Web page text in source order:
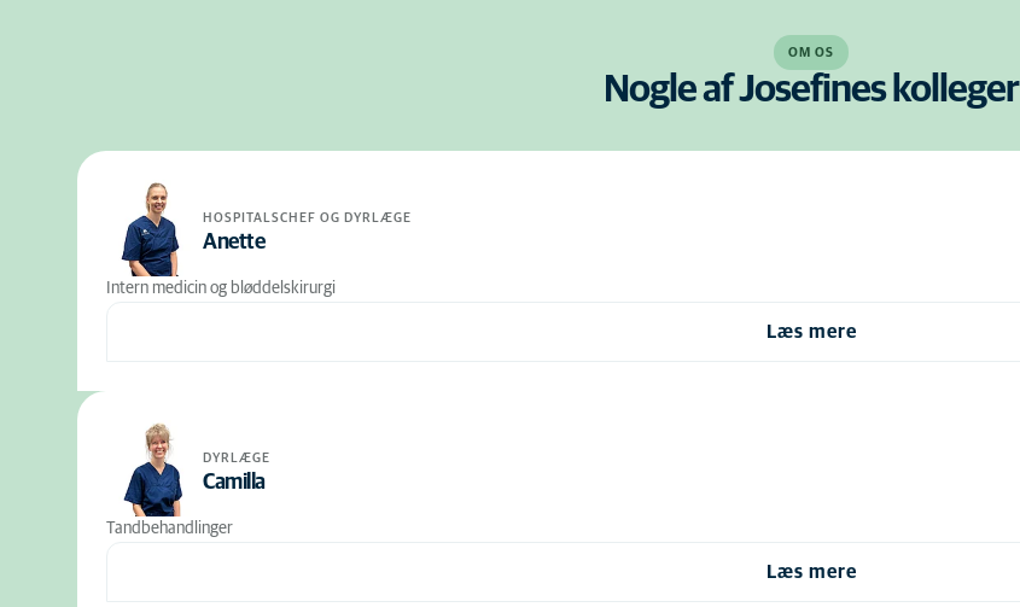
OM OS
Nogle af Josefines kolleger
HOSPITALSCHEF OG DYRLÆGE
Anette
Intern medicin og bløddelskirurgi
Læs mere
DYRLÆGE
Camilla
Tandbehandlinger
Læs mere